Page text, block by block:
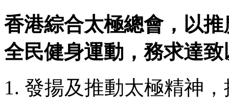
香港綜合太極總會，以
全民健身運動，務求達
1. 發揚及推動太極精神